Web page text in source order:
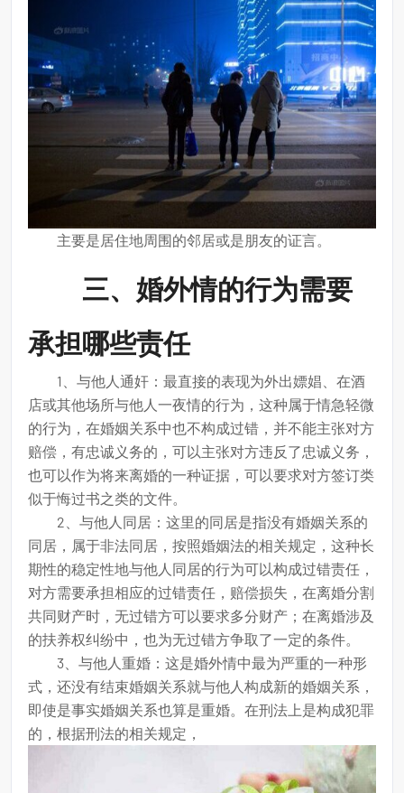
主要是居住地周围的邻居或是朋友的证言。
三、婚外情的行为需要
承担哪些责任
1、与他人通奸：最直接的表现为外出嫖娼、在酒
店或其他场所与他人一夜情的行为，这种属于情急轻微
的行为，在婚姻关系中也不构成过错，并不能主张对方
赔偿，有忠诚义务的，可以主张对方违反了忠诚义务，
也可以作为将来离婚的一种证据，可以要求对方签订类
似于悔过书之类的文件。
2、与他人同居：这里的同居是指没有婚姻关系的
同居，属于非法同居，按照婚姻法的相关规定，这种长
期性的稳定性地与他人同居的行为可以构成过错责任，
对方需要承担相应的过错责任，赔偿损失，在离婚分割
共同财产时，无过错方可以要求多分财产；在离婚涉及
的扶养权纠纷中，也为无过错方争取了一定的条件。
3、与他人重婚：这是婚外情中最为严重的一种形
式，还没有结束婚姻关系就与他人构成新的婚姻关系，
即使是事实婚姻关系也算是重婚。在刑法上是构成犯罪
的，根据刑法的相关规定，